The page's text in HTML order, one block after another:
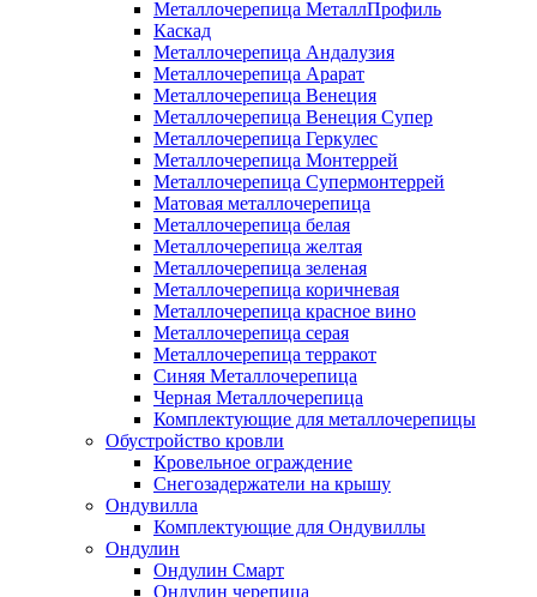
Металлочерепица МеталлПрофиль
Каскад
Металлочерепица Андалузия
Металлочерепица Арарат
Металлочерепица Венеция
Металлочерепица Венеция Супер
Металлочерепица Геркулес
Металлочерепица Монтеррей
Металлочерепица Супермонтеррей
Матовая металлочерепица
Металлочерепица белая
Металлочерепица желтая
Металлочерепица зеленая
Металлочерепица коричневая
Металлочерепица красное вино
Металлочерепица серая
Металлочерепица терракот
Синяя Металлочерепица
Черная Металлочерепица
Комплектующие для металлочерепицы
Обустройство кровли
Кровельное ограждение
Снегозадержатели на крышу
Ондувилла
Комплектующие для Ондувиллы
Ондулин
Ондулин Смарт
Ондулин черепица